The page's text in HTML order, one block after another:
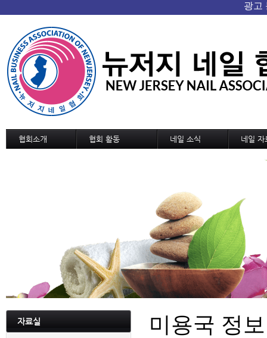
협회소개 협회 활동 네일 소식
국내외 소식
네일 자
자료실 미용국 정